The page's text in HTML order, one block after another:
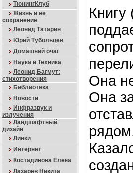
ТюнингКлуб
Жизнь и её
сохранение
Леонид Татарин
Юрий Тубольцев
Домашний очаг
Наука и Техника
Леонид Багмут:
стихотворения
Библиотека
Новости
Инфразвук и
излучения
Ландшафтный
дизайн
Линки
Интернет
Костадинова Елена
Лазарев Никита
Книгу
Она
Она